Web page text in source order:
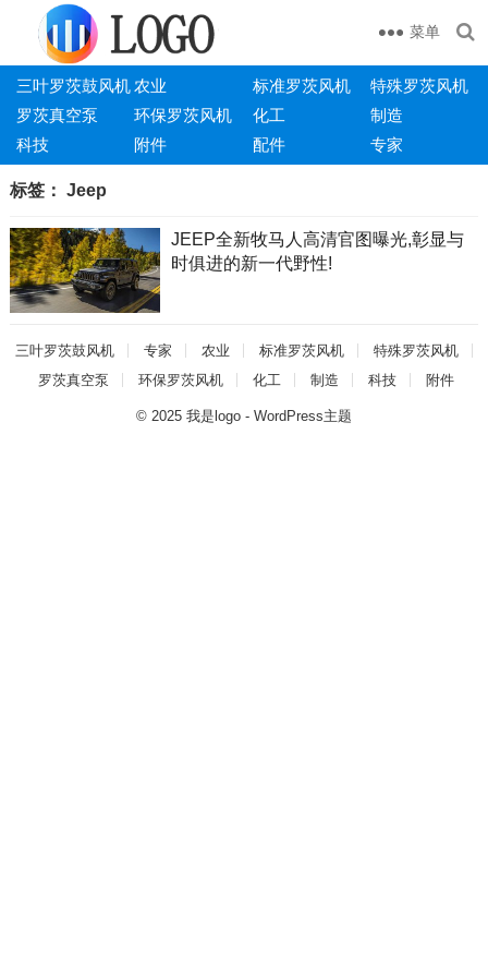
菜单
三叶罗茨鼓风机农业 标准罗茨风机
特殊罗茨风机
罗茨真空泵
环保罗茨风机 化工
制造
科技
附件 配件 专家
标签： Jeep
JEEP全新牧马人高清官图曝光,彰显与
时俱进的新一代野性!
三叶罗茨鼓风机 专家 农业 标准罗茨风机
特殊罗茨风机
罗茨真空泵
环保罗茨风机 化工 制造 科技 附件
© 2025 我是logo- WordPress主题